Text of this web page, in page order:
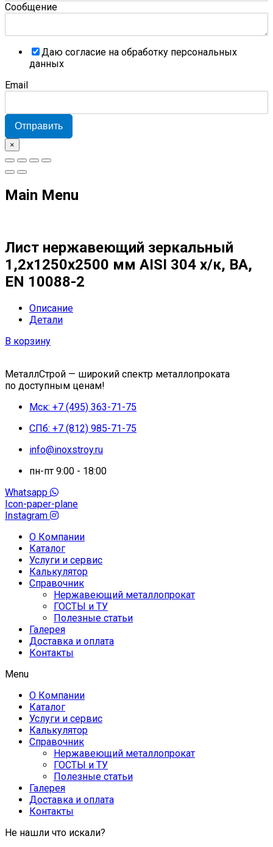
Сообщение
Даю согласие на обработку персональных
данных
Email
Отправить
×
Main Menu
Лист нержавеющий зеркальный
1,2х1250х2500 мм AISI 304 х/к, BA,
EN 10088-2
Описание
Детали
В корзину
МеталлСтрой — широкий спектр металлопроката
по доступным ценам!
Мск: +7 (495) 363-71-75
СПб: +7 (812) 985-71-75
info@inoxstroy.ru
пн-пт 9:00 - 18:00
Whatsapp
Icon-paper-plane
Instagram
О Компании
Каталог
Услуги и сервис
Калькулятор
Справочник
Нержавеющий металлопрокат
ГОСТЫ и ТУ
Полезные статьи
Галерея
Доставка и оплата
Контакты
Menu
О Компании
Каталог
Услуги и сервис
Калькулятор
Справочник
Нержавеющий металлопрокат
ГОСТЫ и ТУ
Полезные статьи
Галерея
Доставка и оплата
Контакты
Не нашли что искали?